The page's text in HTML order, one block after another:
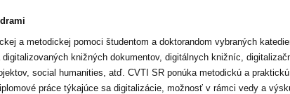
a metodickej pomoci študentom a doktorandom vybraných
knižných dokumentov, digitálnych knižníc,
social humanities, atď. CVTI SR ponúka metodickú a praktickú
práce týkajúce sa digitalizácie, možnosť v rámci vedy a